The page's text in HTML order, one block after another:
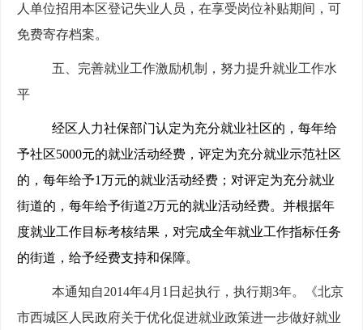
人单位招用本区登记失业人员，在享受岗位补贴期间，可
免费寄存档案。
五、完善就业工作激励机制，努力提升就业工作水
平
经区人力社保部门认定为充分就业社区的，每年给
予社区5000元的就业活动经费，评定为充分就业示范社区
的，每年给予1万元的就业活动经费；对评定为充分就业
街道的，每年给予街道2万元的就业活动经费。并根据年
度就业工作目标考核结果，对完成全年就业工作指标任务
的街道，给予经费支持和保障。
本通知自2014年4月1日起执行，执行期3年。《北京
市西城区人民政府关于优化促进就业政策进一步做好就业